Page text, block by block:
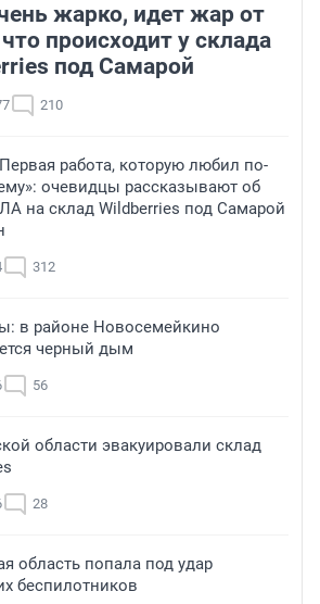
жарко, идет жар от
происходит у склада
под Самарой
210
работа, которую любил по-
очевидцы рассказывают об
на склад Wildberries под Самарой
312
в районе Новосемейкино
черный дым
56
области эвакуировали склад
28
область попала под удар
беспилотников